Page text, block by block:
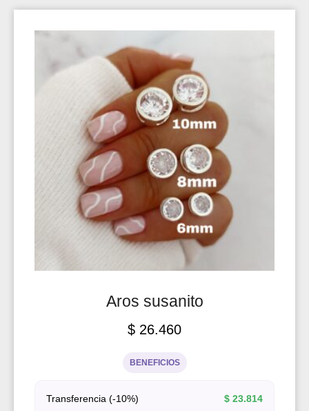
Aros susanito
$ 26.460
BENEFICIOS
Transferencia (-10%) $ 23.814